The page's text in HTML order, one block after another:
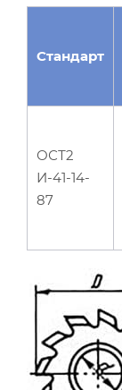
Стандарт
ОСТ2
И-41-14-
87